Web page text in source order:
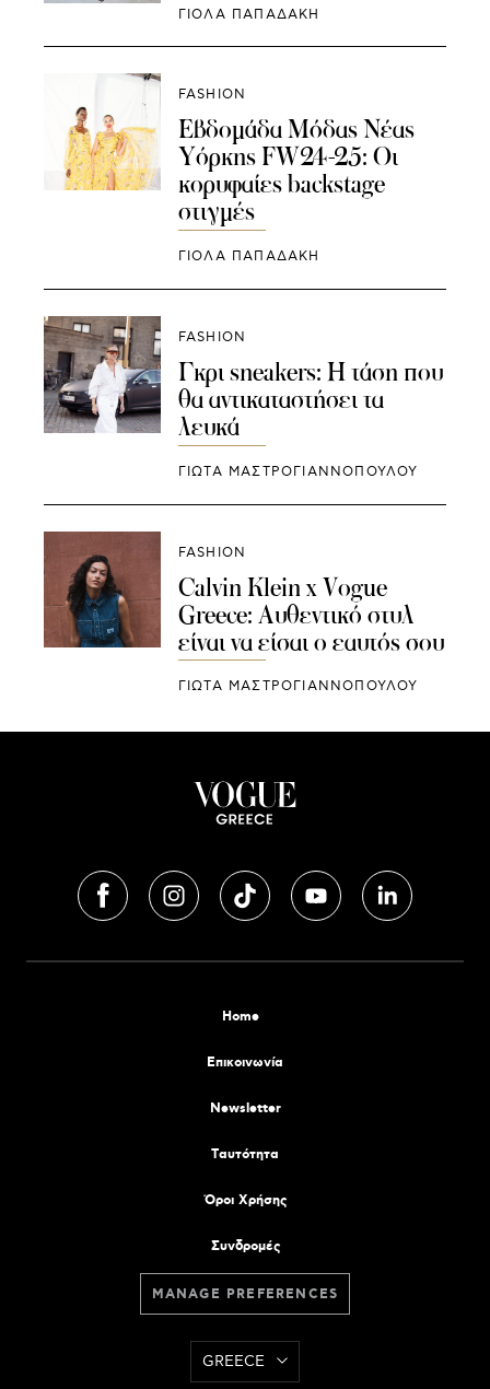
ΓΙΌΛΑ ΠΑΠΑΔΆΚΗ
FASHION
Εβδομάδα Μόδας Νέας
Υόρκης FW24-25: Οι
κορυφαίες backstage
στιγμές
ΓΙΌΛΑ ΠΑΠΑΔΆΚΗ
FASHION
Γκρι sneakers: Η τάση που
θα αντικαταστήσει τα
λευκά
ΓΙΩΤΑ ΜΑΣΤΡΟΓΙΑΝΝΟΠΟΥΛΟΥ
FASHION
Calvin Klein x Vogue
Greece: Αυθεντικό στυλ
είναι να είσαι ο εαυτός σου
ΓΙΩΤΑ ΜΑΣΤΡΟΓΙΑΝΝΟΠΟΥΛΟΥ
Home
Επικοινωνία
Newsletter
Tαυτότητα
Όροι Χρήσης
Συνδρομές
MANAGE PREFERENCES
GREECE